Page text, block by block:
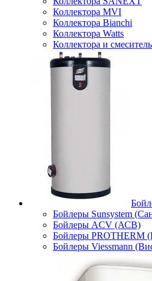
Коллектора MVI
Коллектора Bianchi
Коллектора Watts
Коллектора и
Бойлеры Sunsystem
Бойлеры ACV (АСВ)
Бойлеры PROTHERM
Бойлеры Viessmann